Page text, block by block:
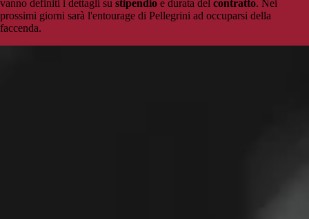
vanno definiti i dettagli su stipendio e durata del contratto. Nei
prossimi giorni sarà l'entourage di Pellegrini ad occuparsi della
faccenda.